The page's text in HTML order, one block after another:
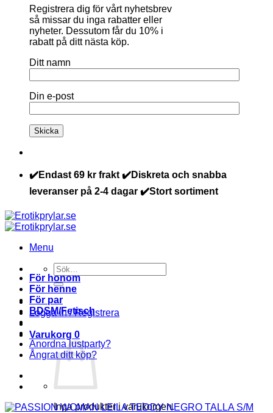
Registrera dig för vårt nyhetsbrev
så missar du inga rabatter eller
nyheter. Dessutom får du 10% i
rabatt på ditt nästa köp.
Ditt namn
Din e-post
✔️Endast 69 kr frakt ✔️Diskreta och snabba
leveranser på 2-4 dagar ✔️Stort sortiment
Menu
Sök
efter:
Logga in / Registrera
Varukorg 0
Inga produkter i varukorgen.
För honom
För henne
För par
BDSM/Fetisch
Anordna lustparty?
Ångrat ditt köp?